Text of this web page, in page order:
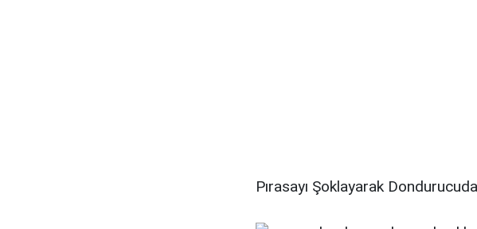
Pırasayı Şoklayarak